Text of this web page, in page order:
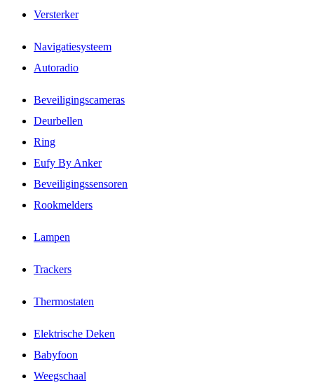
Versterker
Navigatiesysteem
Autoradio
Beveiligingscameras
Deurbellen
Ring
Eufy By Anker
Beveiligingssensoren
Rookmelders
Lampen
Trackers
Thermostaten
Elektrische Deken
Babyfoon
Weegschaal